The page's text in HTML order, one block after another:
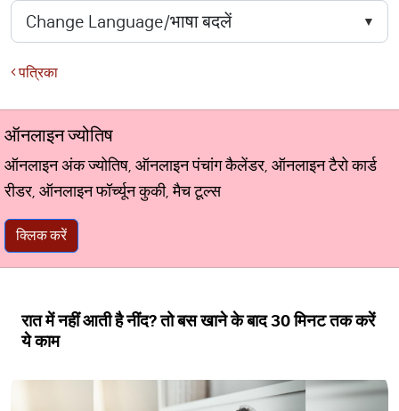
पत्रिका
ऑनलाइन ज्योतिष
ऑनलाइन अंक ज्योतिष, ऑनलाइन पंचांग कैलेंडर, ऑनलाइन टैरो कार्ड
रीडर, ऑनलाइन फॉर्च्यून कुकी, मैच टूल्स
क्लिक करें
रात में नहीं आती है नींद? तो बस खाने के बाद 30 मिनट तक करें
ये काम